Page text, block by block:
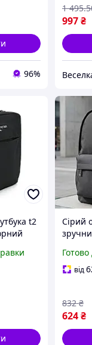
96%
997 ₴
1 495
t2 Сірий
день
від
624 ₴
832 ₴